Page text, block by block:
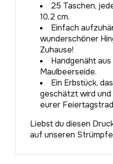
25 Taschen,
10,2 cm.
Einfach
wunderschöner
Zuhause!
Handgenäht
Maulbeerseide.
Ein Erbstück,
geschätzt wird
eurer
Liebst du diesen
auf unseren